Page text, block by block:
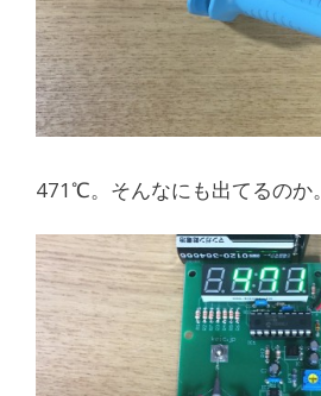
471℃。そんなにも出てるのか。